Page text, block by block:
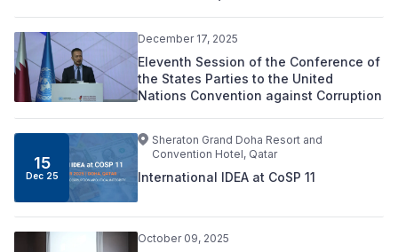
December 17, 2025
Eleventh Session of the Conference of
the States Parties to the United
Nations Convention against Corruption
15
Dec 25
Sheraton Grand Doha Resort and
Convention Hotel, Qatar
International IDEA at CoSP 11
October 09, 2025